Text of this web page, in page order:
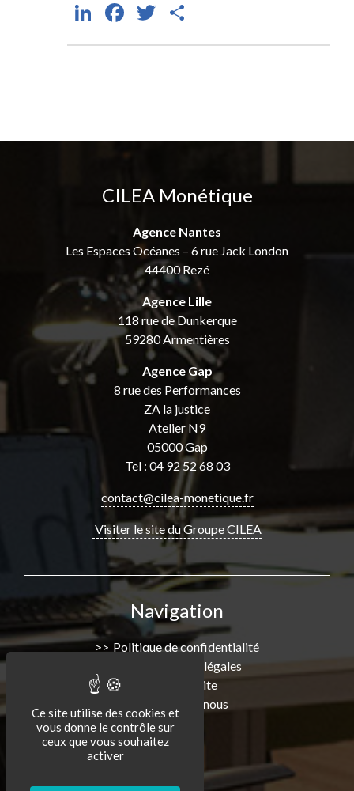
LinkedIn
Facebook
Twitter
CILEA Monétique
Agence Nantes
Les Espaces Océanes – 6 rue Jack London
44400 Rezé
Agence Lille
118 rue de Dunkerque
59280 Armentières
Agence Gap
8 rue des Performances
ZA la justice
Atelier N9
05000 Gap
Tel : 04 92 52 68 03
contact@cilea-monetique.fr
Visiter le site du Groupe CILEA
Navigation
Politique de confidentialité
Informations légales
Plan de Site
Consultez-nous
Ce site utilise des cookies et
vous donne le contrôle sur
ceux que vous souhaitez
activer